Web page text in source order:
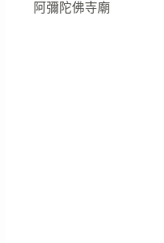
阿彌陀佛寺廟